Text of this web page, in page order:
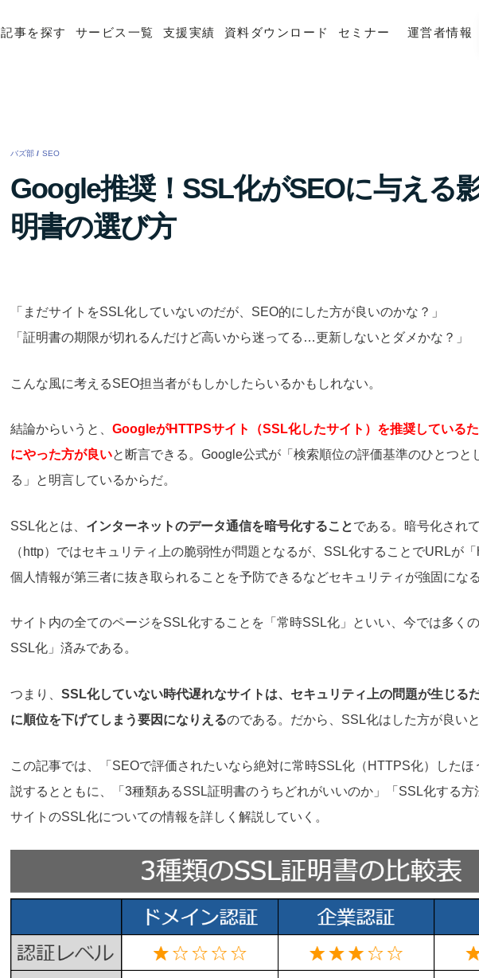
記事を探す サービス一覧 支援実績 資料ダウンロード セミナー 運営者情報
バズ部 / SEO
Google推奨！SSL化がSEOに与える
明書の選び方
「まだサイトをSSL化していないのだが、SEO的にした方が良いのかな？」
「証明書の期限が切れるんだけど高いから迷ってる…更新しないとダメかな？」
こんな風に考えるSEO担当者がもしかしたらいるかもしれない。
結論からいうと、 GoogleがHTTPSサイト（SSL化したサイト）を推奨している
にやった方が良いと断言できる。Google公式が「検索順位の評価基準のひとつと
る」と明言しているからだ。
SSL化とは、 インターネットのデータ通信を暗号化することである。暗号化され
（http）ではセキュリティ上の脆弱性が問題となるが、SSL化することでURLが
個人情報が第三者に抜き取られることを予防できるなどセキュリティが強固にな
サイト内の全てのページをSSL化することを「常時SSL化」といい、今では多く
SSL化」済みである。
つまり、 SSL化していない時代遅れなサイトは、セキュリティ上の問題が生じる
に順位を下げてしまう要因になりえるのである。だから、SSL化はした方が良い
この記事では、「SEOで評価されたいなら絶対に常時SSL化（HTTPS化）したほ
説するとともに、「3種類あるSSL証明書のうちどれがいいのか」「SSL化する方
サイトのSSL化についての情報を詳しく解説していく。